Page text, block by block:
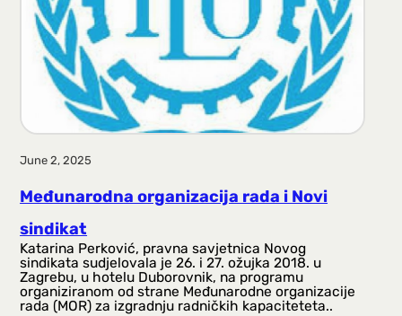
June 2, 2025
Međunarodna organizacija rada i Novi
sindikat
Katarina Perković, pravna savjetnica Novog
sindikata sudjelovala je 26. i 27. ožujka 2018. u
Zagrebu, u hotelu Duborovnik, na programu
organiziranom od strane Međunarodne organizacije
rada (MOR) za izgradnju radničkih kapaciteteta..